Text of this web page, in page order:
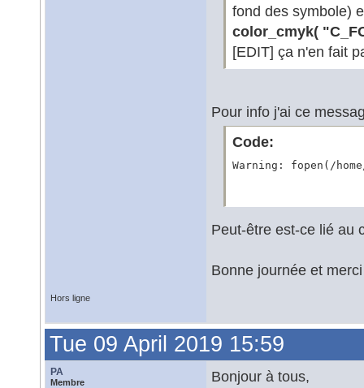
fond des symbole)
color_cmyk(
[EDIT] ça n'en fait
Pour info j'ai ce
Code:
Warning: fopen(/
Peut-être est-ce lié au
Bonne journée et
Hors ligne
Tue 09 April 2019 15:59
PA
Membre
Bonjour à tous,